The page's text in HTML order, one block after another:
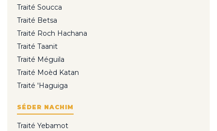
Traité Soucca
Traité Betsa
Traité Roch Hachana
Traité Taanit
Traité Méguila
Traité Moèd Katan
Traité 'Haguiga
SÉDER NACHIM
Traité Yebamot